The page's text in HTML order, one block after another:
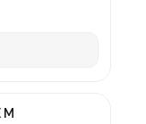
M